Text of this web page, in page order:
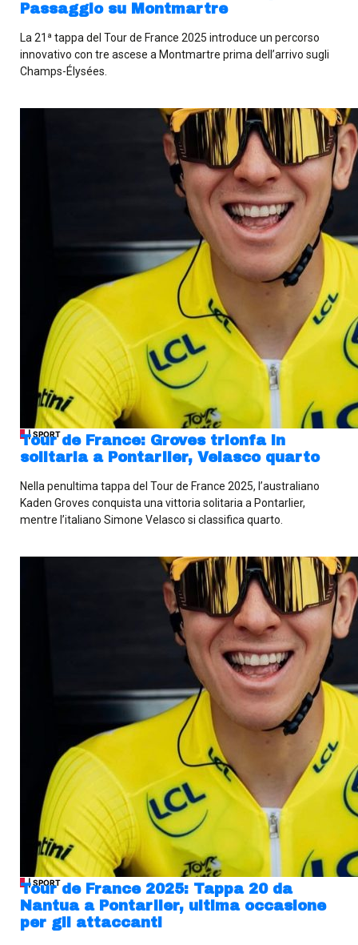
Passaggio su Montmartre
La 21ª tappa del Tour de France 2025 introduce un percorso
innovativo con tre ascese a Montmartre prima dell’arrivo sugli
Champs-Élysées.
| SPORT
Tour de France: Groves trionfa in
solitaria a Pontarlier, Velasco quarto
Nella penultima tappa del Tour de France 2025, l’australiano
Kaden Groves conquista una vittoria solitaria a Pontarlier,
mentre l’italiano Simone Velasco si classifica quarto.
| SPORT
Tour de France 2025: Tappa 20 da
Nantua a Pontarlier, ultima occasione
per gli attaccanti